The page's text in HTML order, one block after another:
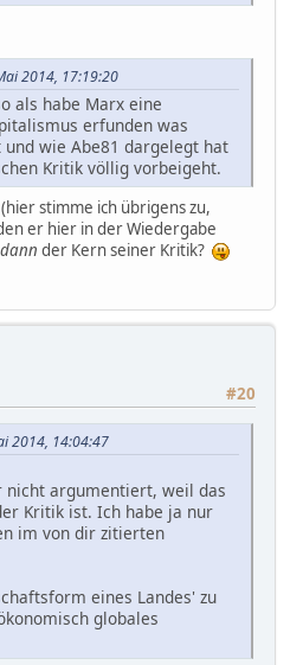
2014, 17:19:20
als habe Marx eine
erfunden was
wie Abe81 dargelegt hat
Kritik völlig vorbeigeht.
stimme ich übrigens zu,
er hier in der Wiedergabe
dann der Kern seiner Kritik?
#20
2014, 14:04:47
nicht argumentiert, weil das
Kritik ist. Ich habe ja nur
im von dir zitierten
eines Landes' zu
globales